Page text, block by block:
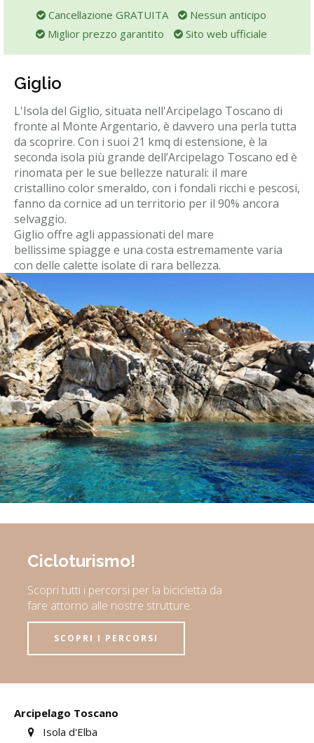
Cancellazione GRATUITA
Nessun anticipo
Miglior prezzo garantito
Sito web ufficiale
Giglio
L'Isola del Giglio, situata nell'Arcipelago Toscano di
fronte al Monte Argentario, è davvero una perla tutta
da scoprire. Con i suoi 21 kmq di estensione, è la
seconda isola più grande dell’Arcipelago Toscano ed è
rinomata per le sue bellezze naturali: il mare
cristallino color smeraldo, con i fondali ricchi e pescosi,
fanno da cornice ad un territorio per il 90% ancora
selvaggio.
Giglio offre agli appassionati del mare
bellissime spiagge e una costa estremamente varia
con delle calette isolate di rara bellezza.
Cicloturismo!
Scopri tutti i percorsi per la bicicletta da
fare attorno alle nostre strutture.
SCOPRI I PERCORSI
Arcipelago Toscano
Isola d'Elba